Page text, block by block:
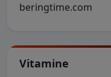
beringtime.com
Vitamine